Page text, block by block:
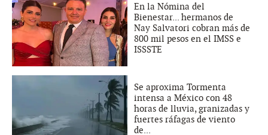
En la Nómina del
Bienestar... hermanos de
Nay Salvatori cobran más de
800 mil pesos en el IMSS e
ISSSTE
Se aproxima Tormenta
intensa a México con 48
horas de lluvia, granizadas y
fuertes ráfagas de viento
de...